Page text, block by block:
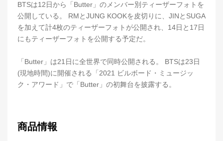
BTSは12日から「Butter」のメンバー別ティーザーフォトを
公開している。 RMとJUNG KOOKを皮切りに、JINとSUGA
を加えて計4枚のティーザーフォトが公開され、14日と17日
にもティーザーフォトを公開する予定だ。
「Butter」は21日に全世界で同時公開される。 BTSは23日
(現地時間)に開催される「2021 ビルボード・ミュージッ
ク・アワード」で「Butter」の初舞台を披露する。
商品情報